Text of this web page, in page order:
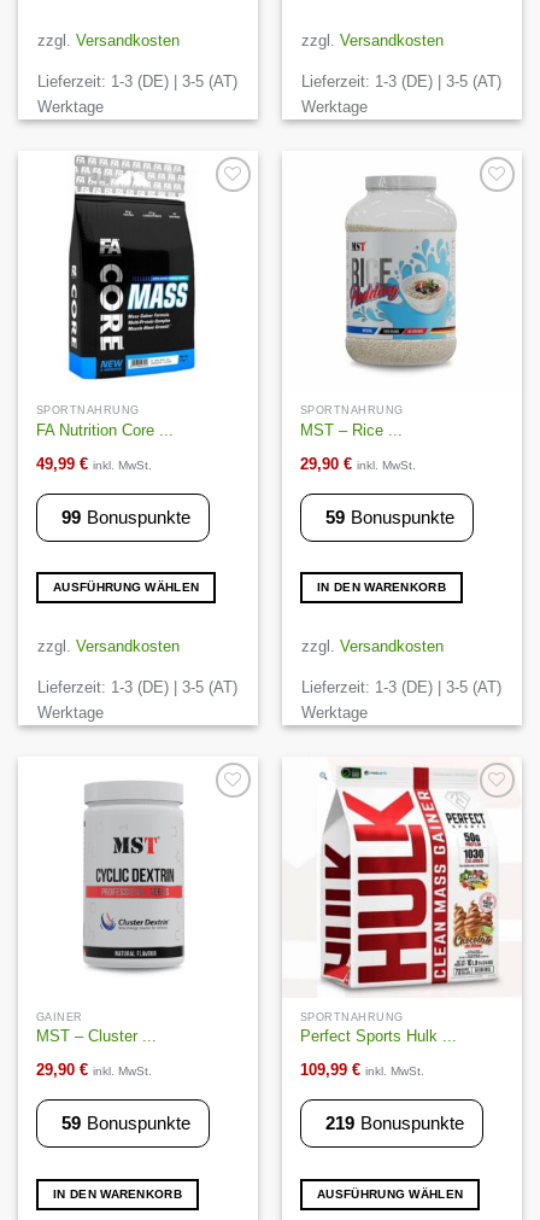
zzgl. Versandkosten
Lieferzeit: 1-3 (DE) | 3-5 (AT)
Werktage
zzgl. Versandkosten
Lieferzeit: 1-3 (DE) | 3-5 (AT)
Werktage
Wunschliste
SPORTNAHRUNG
FA Nutrition Core ...
49,99 € inkl. MwSt.
99 Bonuspunkte
AUSFÜHRUNG WÄHLEN
Produkt
mehrere
Varianten
auf.
Optionen
können
Produktseite
zzgl. Versandkosten
Lieferzeit: 1-3 (DE) | 3-5 (AT)
Werktage
Wunschliste
SPORTNAHRUNG
MST – Rice ...
29,90 € inkl. MwSt.
59 Bonuspunkte
IN DEN WARENKORB
zzgl. Versandkosten
Lieferzeit: 1-3 (DE) | 3-5 (AT)
Werktage
GAINER
MST – Cluster ...
29,90 € inkl. MwSt.
59 Bonuspunkte
IN DEN WARENKORB
Auf die
Wunschliste
SPORTNAHRUNG
Perfect Sports Hulk ...
109,99 € inkl. MwSt.
219 Bonuspunkte
AUSFÜHRUNG WÄHLEN